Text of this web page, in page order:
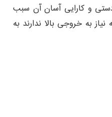
و کارایی آسان آن سبب
به خروجی بالا ندارند به